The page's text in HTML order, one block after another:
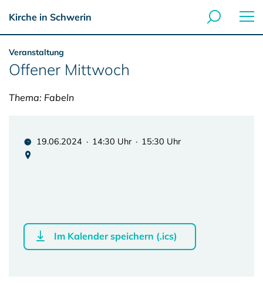
Kirche in Schwerin
Veranstaltung
Offener Mittwoch
Thema: Fabeln
19.06.2024 · 14:30 Uhr · 15:30 Uhr
Im Kalender speichern (.ics)